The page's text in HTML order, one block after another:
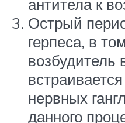
антитела к
Острый
герпеса, в
возбудитель
нервных
данного